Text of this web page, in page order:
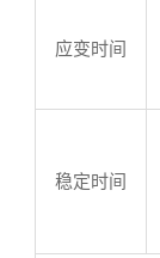
应变时间
稳定时间